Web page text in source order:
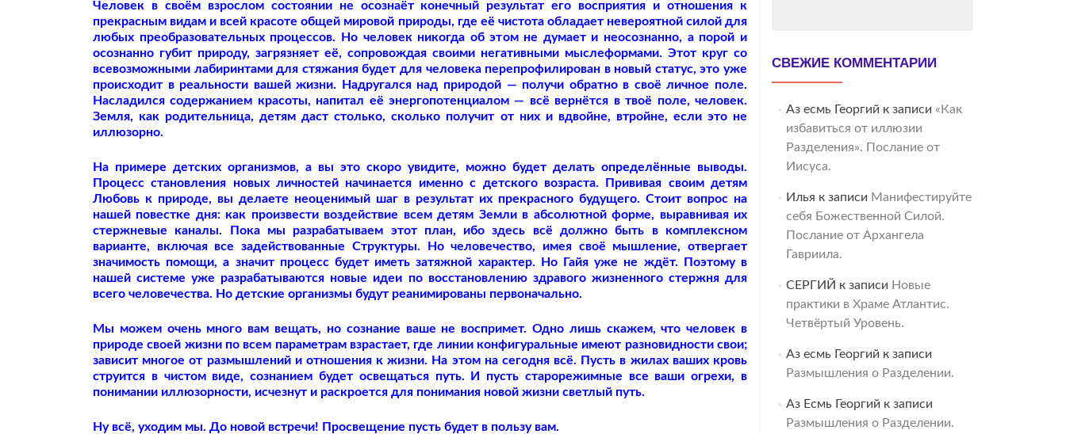
Человек в своём взрослом состоянии не осознаёт конечный результат его восприятия и отношения к
прекрасным видам и всей красоте общей мировой природы, где её чистота обладает невероятной силой для
любых преобразовательных процессов. Но человек никогда об этом не думает и неосознанно, а порой и
осознанно губит природу, загрязняет её, сопровождая своими негативными мыслеформами. Этот круг со
всевозможными лабиринтами для стяжания будет для человека перепрофилирован в новый статус, это уже
происходит в реальности вашей жизни. Надругался над природой — получи обратно в своё личное поле.
Насладился содержанием красоты, напитал её энергопотенциалом — всё вернётся в твоё поле, человек.
Земля, как родительница, детям даст столько, сколько получит от них и вдвойне, втройне, если это не
иллюзорно.
На примере детских организмов, а вы это скоро увидите, можно будет делать определённые выводы.
Процесс становления новых личностей начинается именно с детского возраста. Прививая своим детям
Любовь к природе, вы делаете неоценимый шаг в результат их прекрасного будущего. Стоит вопрос на
нашей повестке дня: как произвести воздействие всем детям Земли в абсолютной форме, выравнивая их
стержневые каналы. Пока мы разрабатываем этот план, ибо здесь всё должно быть в комплексном
варианте, включая все задействованные Структуры. Но человечество, имея своё мышление, отвергает
значимость помощи, а значит процесс будет иметь затяжной характер. Но Гайя уже не ждёт. Поэтому в
нашей системе уже разрабатываются новые идеи по восстановлению здравого жизненного стержня для
всего человечества. Но детские организмы будут реанимированы первоначально.
Мы можем очень много вам вещать, но сознание ваше не воспримет. Одно лишь скажем, что человек в
природе своей жизни по всем параметрам взрастает, где линии конфигуральные имеют разновидности свои;
зависит многое от размышлений и отношения к жизни. На этом на сегодня всё. Пусть в жилах ваших кровь
струится в чистом виде, сознанием будет освещаться путь. И пусть старорежимные все ваши огрехи, в
понимании иллюзорности, исчезнут и раскроется для понимания новой жизни светлый путь.
Ну всё, уходим мы. До новой встречи! Просвещение пусть будет в пользу вам.
СВЕЖИЕ КОММЕНТАРИИ
Аз есмь Георгий к записи «Как
избавиться от иллюзии
Разделения». Послание от
Иисуса.
Илья к записи Манифестируйте
себя Божественной Силой.
Послание от Архангела
Гавриила.
СЕРГИЙ к записи Новые
практики в Храме Атлантис.
Четвёртый Уровень.
Аз есмь Георгий к записи
Размышления о Разделении.
Аз Есмь Георгий к записи
Размышления о Разделении.